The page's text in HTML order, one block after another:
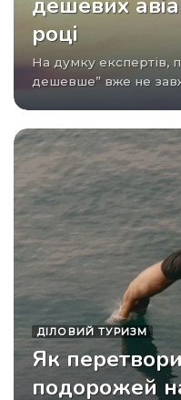
році
На думку експертів, принцип “чим раніше, тим
дешевше” вже не
ДІЛОВИЙ ТУРИЗМ
Як
подорожей